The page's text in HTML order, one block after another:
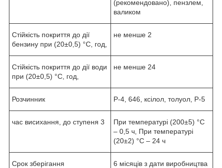
(рекомендовано), пензлем,
валиком
Стійкість покриття до дії
бензину при (20±0,5) °С, год,
не менше 2
Стійкість покриття до дії води
при (20±0,5) °С, год,
не менше 24
Розчинник Р-4, 646, ксілол, толуол, Р-5
час висихання, до ступеня 3
При температурі (200±5) °С
– 0,5 ч, При температурі
(20±2) °С – 24 ч
Срок зберігання
6 місяців з дати виробництва